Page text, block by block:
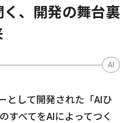
、開発の舞台裏
AI
として開発された「AIひ
すべてをAIによってつく